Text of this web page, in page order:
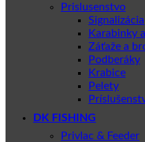
Prislusenstvo
Signalizácia
Karabinky
Záťaže a
Podberáky
Krabice
Pelety
DK FISHING
Privlac & Feeder